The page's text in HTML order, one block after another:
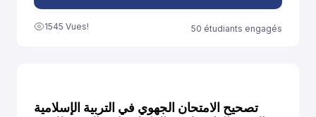
1545 Vues! 50 étudiants engagés
تصحيح الامتحان الجهوي في التربية الإسلامية